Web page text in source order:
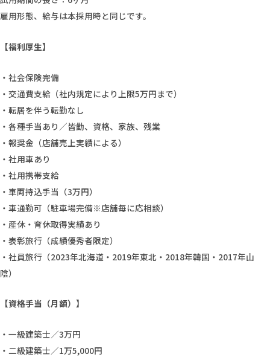
雇用形態、給与は本採用時と同じです。
【福利厚生】
・社会保険完備
・交通費支給（社内規定により上限5万円まで）
・転居を伴う転勤なし
・各種手当あり／皆勤、資格、家族、残業
・報奨金（店舗売上実績による）
・社用車あり
・社用携帯支給
・車両持込手当（3万円）
・車通勤可（駐車場完備※店舗毎に応相談）
・産休・育休取得実績あり
・表彰旅行（成績優秀者限定）
・社員旅行（2023年北海道・2019年東北・2018年韓国・2017年山
陰）
【資格手当（月額）】
・一級建築士／3万円
・二級建築士／1万5,000円